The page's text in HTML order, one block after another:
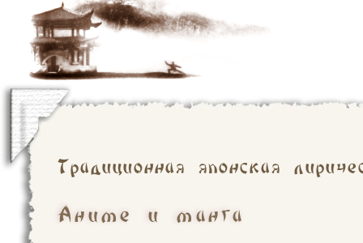
Традиционная японская
Аниме и манга